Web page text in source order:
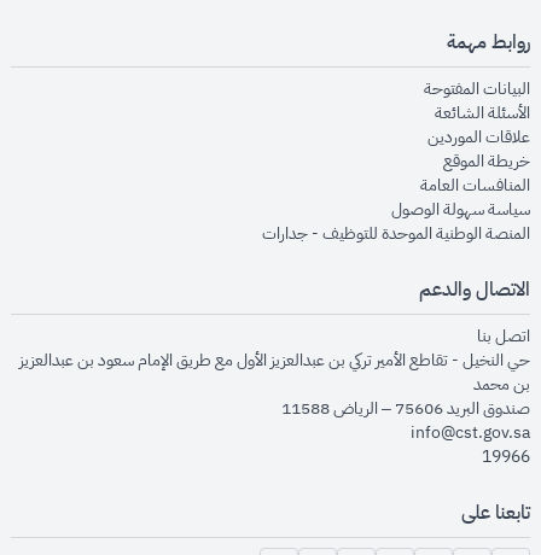
روابط مهمة
البيانات المفتوحةopens in new window
الأسئلة الشائعةopens in new window
علاقات الموردينopens in new window
خريطة الموقعopens in new window
المنافسات العامةopens in new window
سياسة سهولة الوصولopens in new window
المنصة الوطنية الموحدة للتوظيف - جداراتopens in new window
الاتصال والدعم
اتصل بنا
حي النخيل - تقاطع الأمير تركي بن عبدالعزيز الأول مع طريق الإمام سعود بن عبدالعزيز
بن محمد
صندوق البريد 75606 – الرياض 11588
info@cst.gov.sa
19966
تابعنا على